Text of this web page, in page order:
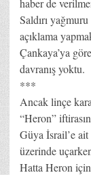
haber de
Saldırı
açıklama
Çankaya’ya
davranış yoktu.
***
Ancak linçe
“Heron”
Güya İsrail’e
üzerinde
Hatta Heron